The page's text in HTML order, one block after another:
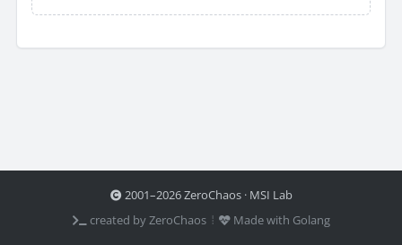
2001–2026 ZeroChaos · MSI Lab
created by ZeroChaos ⦙
Made with Golang